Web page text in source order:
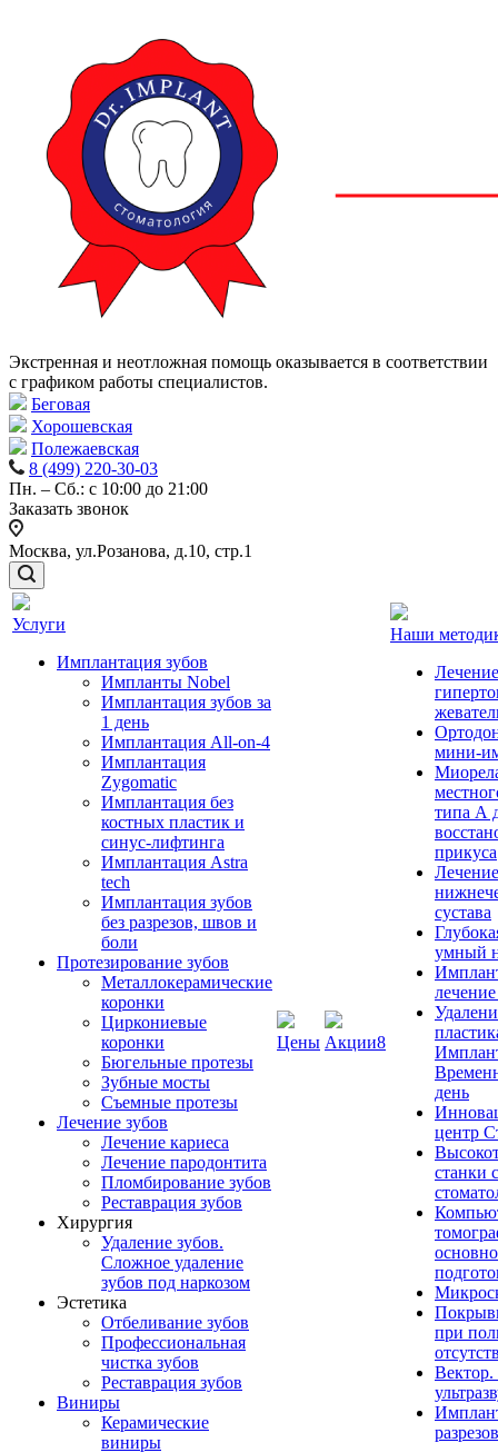
Экстренная и неотложная помощь оказывается в соответствии
с графиком работы специалистов.
Беговая
Хорошевская
Полежаевская
8 (499) 220-30-03
Пн. – Сб.: с 10:00 до 21:00
Заказать звонок
Москва, ул.Розанова, д.10, стр.1
Услуги
Имплантация зубов
Импланты Nobel
Имплантация зубов за
1 день
Имплантация All-on-4
Имплантация
Zygomatic
Имплантация без
костных пластик и
синус-лифтинга
Имплантация Astra
tech
Имплантация зубов
без разрезов, швов и
боли
Протезирование зубов
Металлокерамические
коронки
Циркониевые
коронки
Бюгельные протезы
Зубные мосты
Съемные протезы
Лечение зубов
Лечение кариеса
Лечение пародонтита
Пломбирование зубов
Реставрация зубов
Хирургия
Удаление зубов.
Сложное удаление
зубов под наркозом
Эстетика
Отбеливание зубов
Профессиональная
чистка зубов
Реставрация зубов
Виниры
Керамические
виниры
Цены Акции8
Наши
мини-
типа А
прикуса
сустава
умный
день
центр
станки
при
Вектор.